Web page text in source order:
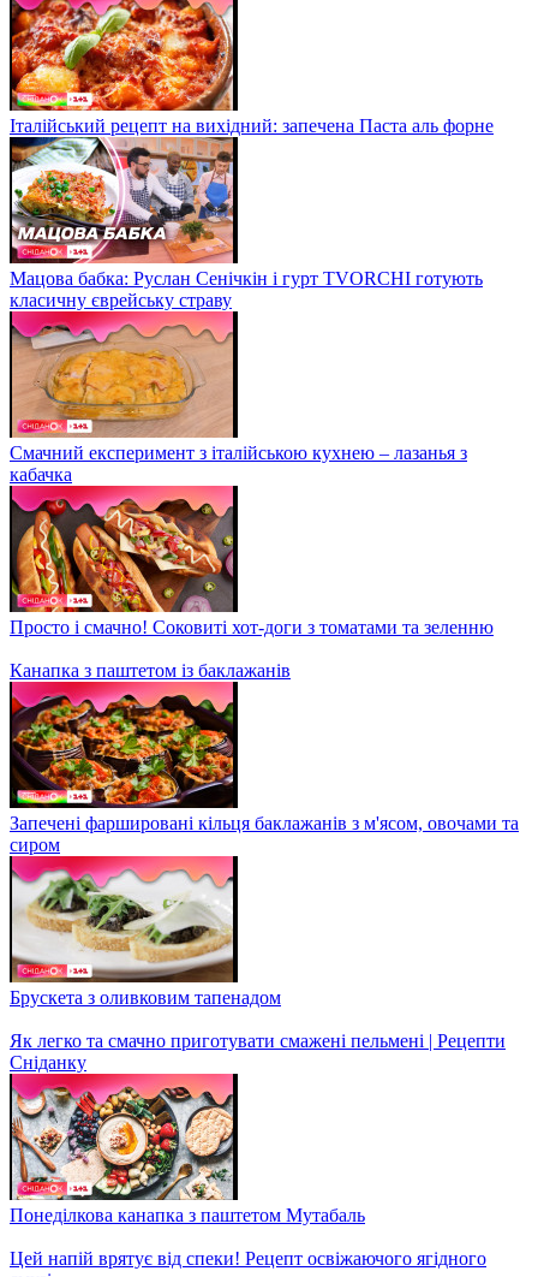
Італійський рецепт на вихідний: запечена Паста аль форне
Мацова бабка: Руслан Сенічкін і гурт TVORCHI готують
класичну єврейську страву
Смачний експеримент з італійською кухнею – лазанья з
кабачка
Просто і смачно! Соковиті хот-доги з томатами та зеленню
Канапка з паштетом із баклажанів
Запечені фаршировані кільця баклажанів з м'ясом, овочами та
сиром
Брускета з оливковим тапенадом
Як легко та смачно приготувати смажені пельмені | Рецепти